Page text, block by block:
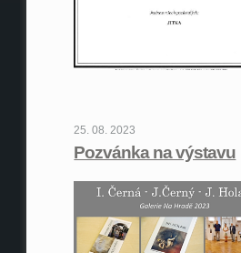
25. 08. 2023
Pozvánka na výstavu